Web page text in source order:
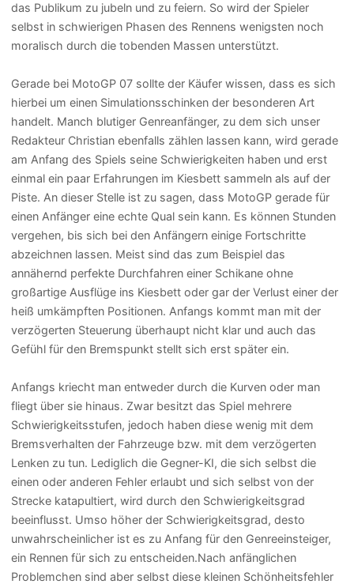
das Publikum zu jubeln und zu feiern. So wird der Spieler
selbst in schwierigen Phasen des Rennens wenigsten noch
moralisch durch die tobenden Massen unterstützt.
Gerade bei MotoGP 07 sollte der Käufer wissen, dass es sich
hierbei um einen Simulationsschinken der besonderen Art
handelt. Manch blutiger Genreanfänger, zu dem sich unser
Redakteur Christian ebenfalls zählen lassen kann, wird gerade
am Anfang des Spiels seine Schwierigkeiten haben und erst
einmal ein paar Erfahrungen im Kiesbett sammeln als auf der
Piste. An dieser Stelle ist zu sagen, dass MotoGP gerade für
einen Anfänger eine echte Qual sein kann. Es können Stunden
vergehen, bis sich bei den Anfängern einige Fortschritte
abzeichnen lassen. Meist sind das zum Beispiel das
annähernd perfekte Durchfahren einer Schikane ohne
großartige Ausflüge ins Kiesbett oder gar der Verlust einer der
heiß umkämpften Positionen. Anfangs kommt man mit der
verzögerten Steuerung überhaupt nicht klar und auch das
Gefühl für den Bremspunkt stellt sich erst später ein.
Anfangs kriecht man entweder durch die Kurven oder man
fliegt über sie hinaus. Zwar besitzt das Spiel mehrere
Schwierigkeitsstufen, jedoch haben diese wenig mit dem
Bremsverhalten der Fahrzeuge bzw. mit dem verzögerten
Lenken zu tun. Lediglich die Gegner-KI, die sich selbst die
einen oder anderen Fehler erlaubt und sich selbst von der
Strecke katapultiert, wird durch den Schwierigkeitsgrad
beeinflusst. Umso höher der Schwierigkeitsgrad, desto
unwahrscheinlicher ist es zu Anfang für den Genreeinsteiger,
ein Rennen für sich zu entscheiden.Nach anfänglichen
Problemchen sind aber selbst diese kleinen Schönheitsfehler